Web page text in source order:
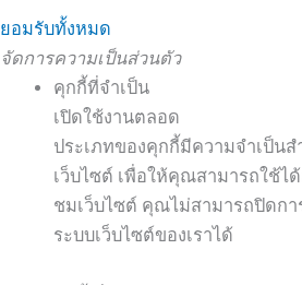
ยอมรับทั้งหมด
จัดการความเป็นส่วนตัว
คุกกี้ที่จำเป็น
เปิดใช้งานตลอด
ประเภทของคุกกี้มีความจำเป็น
เว็บไซต์ เพื่อให้คุณสามารถใช้ไ
ชมเว็บไซต์ คุณไม่สามารถปิดก
ระบบเว็บไซต์ของเราได้